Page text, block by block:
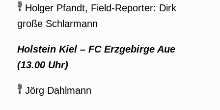
Holger Pfandt, Field-Reporter: Dirk
große Schlarmann
Holstein Kiel – FC Erzgebirge Aue
(13.00 Uhr)
Jörg Dahlmann